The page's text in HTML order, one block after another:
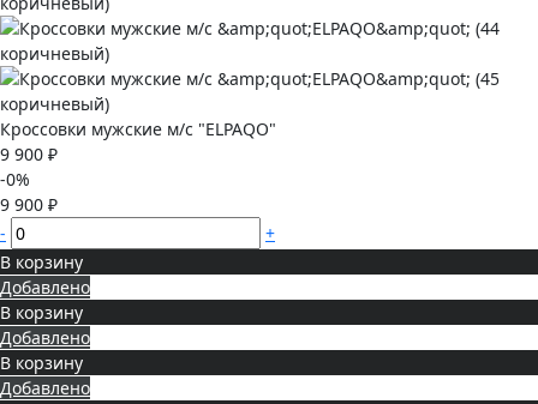
Кроссовки мужские м/с "ELPAQO"
9 900 ₽
-0%
9 900 ₽
-
+
В корзину
Добавлено
В корзину
Добавлено
В корзину
Добавлено